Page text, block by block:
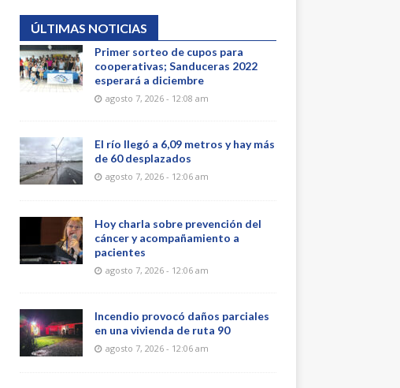
ÚLTIMAS NOTICIAS
Primer sorteo de cupos para
cooperativas; Sanduceras 2022
esperará a diciembre
agosto 7, 2026 - 12:08 am
El río llegó a 6,09 metros y hay más
de 60 desplazados
agosto 7, 2026 - 12:06 am
Hoy charla sobre prevención del
cáncer y acompañamiento a
pacientes
agosto 7, 2026 - 12:06 am
Incendio provocó daños parciales
en una vivienda de ruta 90
agosto 7, 2026 - 12:06 am